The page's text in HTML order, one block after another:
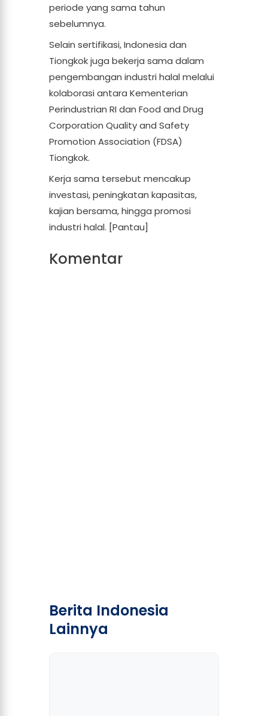
periode yang sama tahun
sebelumnya.
Selain sertifikasi, Indonesia dan
Tiongkok juga bekerja sama dalam
pengembangan industri halal melalui
kolaborasi antara Kementerian
Perindustrian RI dan Food and Drug
Corporation Quality and Safety
Promotion Association (FDSA)
Tiongkok.
Kerja sama tersebut mencakup
investasi, peningkatan kapasitas,
kajian bersama, hingga promosi
industri halal. [Pantau]
Komentar
Berita Indonesia
Lainnya